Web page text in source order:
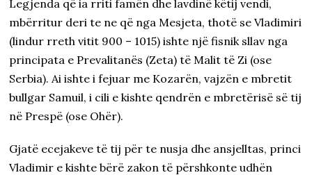
Legjenda që ia rriti famën dhe lavdinë këtij vendi,
mbërritur deri te ne që nga Mesjeta, thotë se Vladimiri
(lindur rreth vitit 900 – 1015) ishte një fisnik sllav nga
principata e Prevalitanës (Zeta) të Malit të Zi (ose
Serbia). Ai ishte i fejuar me Kozarën, vajzën e mbretit
bullgar Samuil, i cili e kishte qendrën e mbretërisë së tij
në Prespë (ose Ohër).
Gjatë ecejakeve të tij për te nusja dhe ansjelltas, princi
Vladimir e kishte bërë zakon të përshkonte udhën